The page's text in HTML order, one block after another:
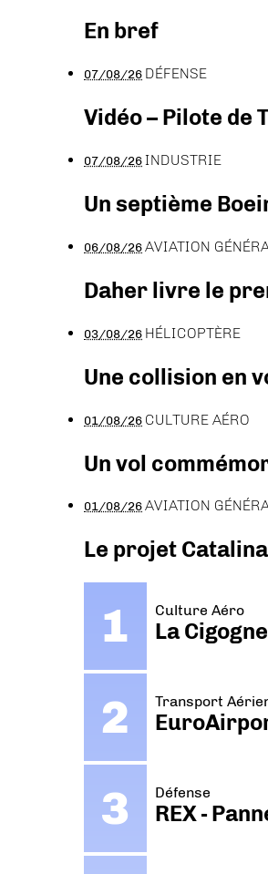
En bref
07/08/26 DÉFENSE
Vidéo – Pilote de
07/08/26INDUSTRIE
Un septième
06/08/26AVIATION
Daher livre le
03/08/26 HÉLICOPTÈRE
Une collision en
01/08/26 CULTURE AÉRO
Un vol
01/08/26AVIATION
Le projet
Culture Aéro
La
Transport
Défense
REX -